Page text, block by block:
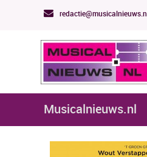
redactie@musicalnieuws.nl
Musicalnieuws.nl